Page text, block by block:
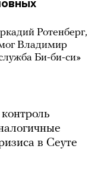
Ротенберг,
Владимир
Би-би-си»
в Сеуте